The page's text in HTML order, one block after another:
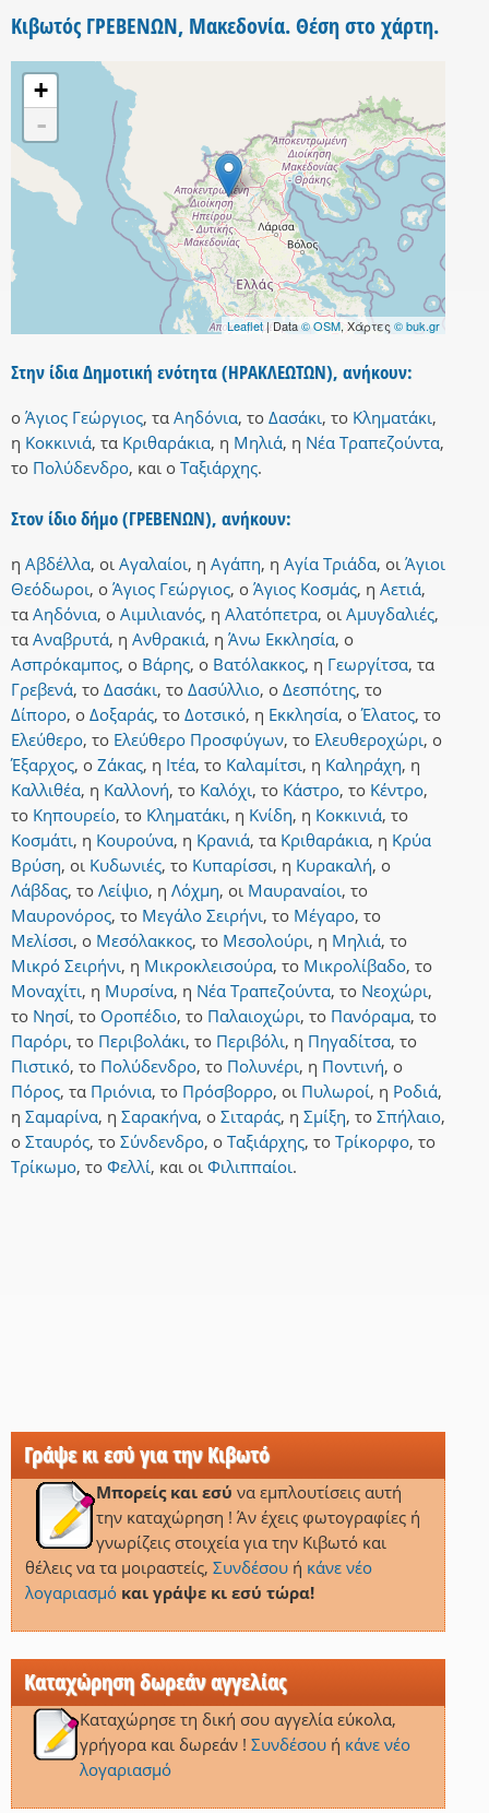
Κιβωτός ΓΡΕΒΕΝΩΝ, Μακεδονία. Θέση στο χάρτη.
+
-
Leaflet| Data© OSM, Χάρτες © buk.gr
Στην ίδια Δημοτική ενότητα (ΗΡΑΚΛΕΩΤΩΝ), ανήκουν:
ο Άγιος Γεώργιος, τα Αηδόνια, το Δασάκι, το Κληματάκι,
η Κοκκινιά, τα Κριθαράκια, η Μηλιά, η Νέα Τραπεζούντα,
το Πολύδενδρο, και ο Ταξιάρχης.
Στον ίδιο δήμο (ΓΡΕΒΕΝΩΝ), ανήκουν:
η Αβδέλλα, οι Αγαλαίοι, η Αγάπη, η Αγία Τριάδα, οι Άγιοι
Θεόδωροι, ο Άγιος Γεώργιος, ο Άγιος Κοσμάς, η Αετιά,
τα Αηδόνια, ο Αιμιλιανός, η Αλατόπετρα, οι Αμυγδαλιές,
τα Αναβρυτά, η Ανθρακιά, η Άνω Εκκλησία, ο
Ασπρόκαμπος, ο Βάρης, ο Βατόλακκος, η Γεωργίτσα, τα
Γρεβενά, το Δασάκι, το Δασύλλιο, ο Δεσπότης, το
Δίπορο, ο Δοξαράς, το Δοτσικό, η Εκκλησία, ο Έλατος, το
Ελεύθερο, το Ελεύθερο Προσφύγων, το Ελευθεροχώρι, ο
Έξαρχος, ο Ζάκας, η Ιτέα, το Καλαμίτσι, η Καληράχη, η
Καλλιθέα, η Καλλονή, το Καλόχι, το Κάστρο, το Κέντρο,
το Κηπουρείο, το Κληματάκι, η Κνίδη, η Κοκκινιά, το
Κοσμάτι, η Κουρούνα, η Κρανιά, τα Κριθαράκια, η Κρύα
Βρύση, οι Κυδωνιές, το Κυπαρίσσι, η Κυρακαλή, ο
Λάβδας, το Λείψιο, η Λόχμη, οι Μαυραναίοι, το
Μαυρονόρος, το Μεγάλο Σειρήνι, το Μέγαρο, το
Μελίσσι, ο Μεσόλακκος, το Μεσολούρι, η Μηλιά, το
Μικρό Σειρήνι, η Μικροκλεισούρα, το Μικρολίβαδο, το
Μοναχίτι, η Μυρσίνα, η Νέα Τραπεζούντα, το Νεοχώρι,
το Νησί, το Οροπέδιο, το Παλαιοχώρι, το Πανόραμα, το
Παρόρι, το Περιβολάκι, το Περιβόλι, η Πηγαδίτσα, το
Πιστικό, το Πολύδενδρο, το Πολυνέρι, η Ποντινή, ο
Πόρος, τα Πριόνια, το Πρόσβορρο, οι Πυλωροί, η Ροδιά,
η Σαμαρίνα, η Σαρακήνα, ο Σιταράς, η Σμίξη, το Σπήλαιο,
ο Σταυρός, το Σύνδενδρο, ο Ταξιάρχης, το Τρίκορφο, το
Τρίκωμο, το Φελλί, και οι Φιλιππαίοι.
Γράψε κι εσύ για την Κιβωτό
Μπορείς και εσύ να εμπλουτίσεις αυτή
την καταχώρηση ! Άν έχεις φωτογραφίες ή
γνωρίζεις στοιχεία για την Κιβωτό και
θέλεις να τα μοιραστείς, Συνδέσουή κάνε νέο
λογαριασμό και γράψε κι εσύ τώρα!
Καταχώρηση δωρεάν αγγελίας
Καταχώρησε τη δική σου αγγελία εύκολα,
γρήγορα και δωρεάν ! Συνδέσουή κάνε νέο
λογαριασμό